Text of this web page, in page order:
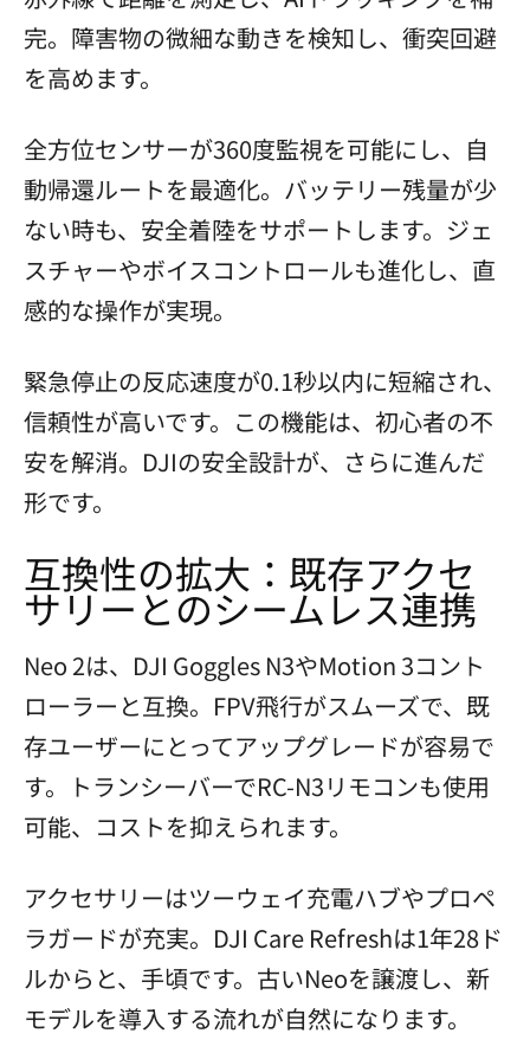
完。障害物の微細な動きを検知し、衝突回避
を高めます。
全方位センサーが360度監視を可能にし、自
動帰還ルートを最適化。バッテリー残量が少
ない時も、安全着陸をサポートします。ジェ
スチャーやボイスコントロールも進化し、直
感的な操作が実現。
緊急停止の反応速度が0.1秒以内に短縮され、
信頼性が高いです。この機能は、初心者の不
安を解消。DJIの安全設計が、さらに進んだ
形です。
互換性の拡大：既存アクセ
サリーとのシームレス連携
Neo 2は、DJI Goggles N3やMotion 3コント
ローラーと互換。FPV飛行がスムーズで、既
存ユーザーにとってアップグレードが容易で
す。トランシーバーでRC-N3リモコンも使用
可能、コストを抑えられます。
アクセサリーはツーウェイ充電ハブやプロペ
ラガードが充実。DJI Care Refreshは1年28ド
ルからと、手頃です。古いNeoを譲渡し、新
モデルを導入する流れが自然になります。